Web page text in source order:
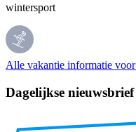
wintersport
Alle vakantie informatie
Dagelijkse nieuwsbrief